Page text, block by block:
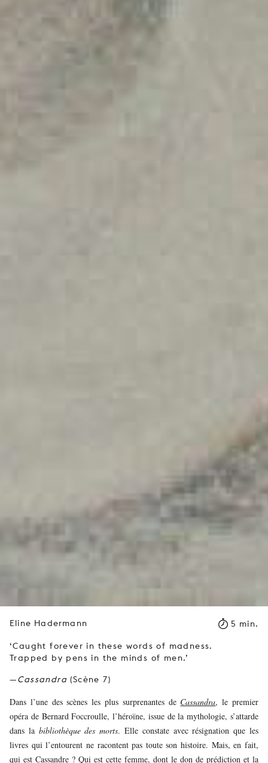
Eline Hadermann 5 min.
‘Caught forever in these words of madness.
Trapped by pens in the minds of men.’
—Cassandra (Scène 7)
Dans l’une des scènes les plus surprenantes de Cassandra, le premier
opéra de Bernard Foccroulle, l’héroïne, issue de la mythologie, s’attarde
dans la bibliothèque des morts. Elle constate avec résignation que les
livres qui l’entourent ne racontent pas toute son histoire. Mais, en fait,
qui est Cassandre ? Qui est cette femme, dont le don de prédiction et la